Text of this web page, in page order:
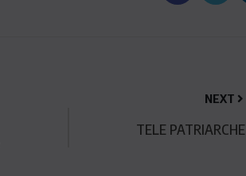
NEXT
TELE PATRIARCHE